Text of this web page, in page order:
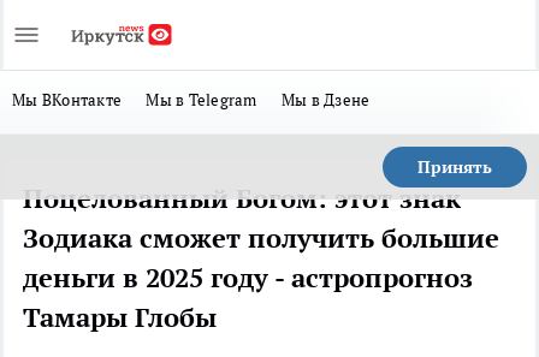
Мы ВКонтакте Мы в Telegram Мы в Дзене
Принять
Поцелованный Богом: этот знак
Зодиака сможет получить большие
деньги в 2025 году - астропрогноз
Тамары Глобы